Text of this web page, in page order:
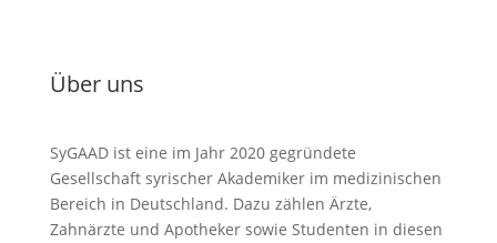
Über uns
SyGAAD ist eine im Jahr 2020 gegründete
Gesellschaft syrischer Akademiker im medizinischen
Bereich in Deutschland. Dazu zählen Ärzte,
Zahnärzte und Apotheker sowie Studenten in diesen